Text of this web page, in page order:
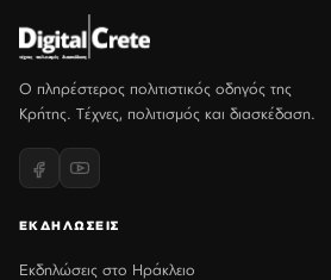
Ο πληρέστερος πολιτιστικός οδηγός της
Κρήτης. Τέχνες, πολιτισμός και διασκέδαση.
ΕΚΔΗΛΩΣΕΙΣ
Εκδηλώσεις στο Ηράκλειο